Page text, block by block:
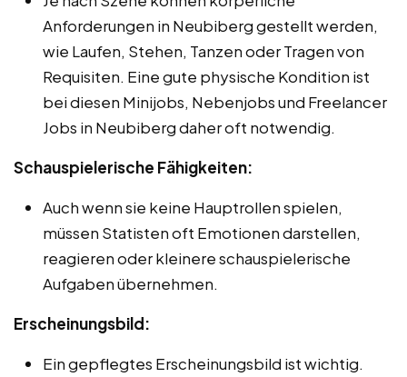
Anforderungen in Neubiberg gestellt werden,
wie Laufen, Stehen, Tanzen oder Tragen von
Requisiten. Eine gute physische Kondition ist
bei diesen Minijobs, Nebenjobs und Freelancer
Jobs in Neubiberg daher oft notwendig.
Schauspielerische Fähigkeiten:
Auch wenn sie keine Hauptrollen spielen,
müssen Statisten oft Emotionen darstellen,
reagieren oder kleinere schauspielerische
Aufgaben übernehmen.
Erscheinungsbild:
Ein gepflegtes Erscheinungsbild ist wichtig.